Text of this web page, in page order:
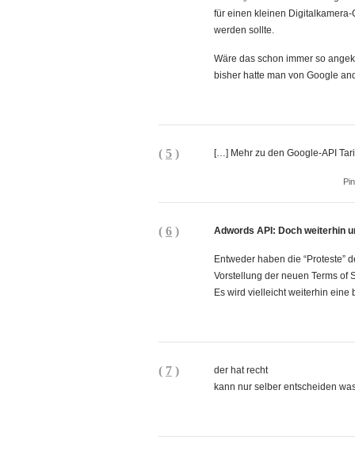
für einen kleinen
werden sollte.
Wäre das schon immer so
bisher hatte man von Google
( 5 ) […] Mehr zu den Google-API
( 6 ) Adwords API: Doch weiterhin
Entweder haben die “Proteste”
Vorstellung der neuen Terms of
Es wird vielleicht weiterhin eine
( 7 )
der hat recht
kann nur selber entscheiden